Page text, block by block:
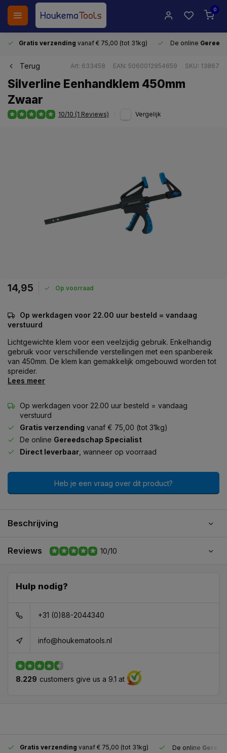
0
Gratis verzending vanaf € 75,00 (tot 31kg) De online
Terug Art: 633458 EAN: 5060012954659 SKU: 13867
Silverline Eenhandklem 450mm
Zwaar
10/10 (1 Reviews) Vergelijk
14,95 Op voorraad
Op werkdagen voor 22.00 uur besteld = vandaag
verstuurd
Lichtgewichte klem voor een veelzijdig gebruik. Enkelhandig
gebruik voor verschillende verstellingen met een spanbereik
van 450mm. De klem kan gemakkelijk omgebouwd worden tot
spreider.
Lees meer
Op werkdagen voor 22.00 uur besteld = vandaag
verstuurd
Gratis verzending vanaf € 75,00 (tot 31kg)
De online Gereedschap Specialist
Direct leverbaar , wanneer op voorraad
Heb je een vraag over dit product?
Beschrijving
Reviews 10/10
Hulp nodig?
+31 (0)88-2044340
info@houkematools.nl
8.229 customers give us a 9.1 at
Gratis verzending vanaf € 75,00 (tot 31kg) De online